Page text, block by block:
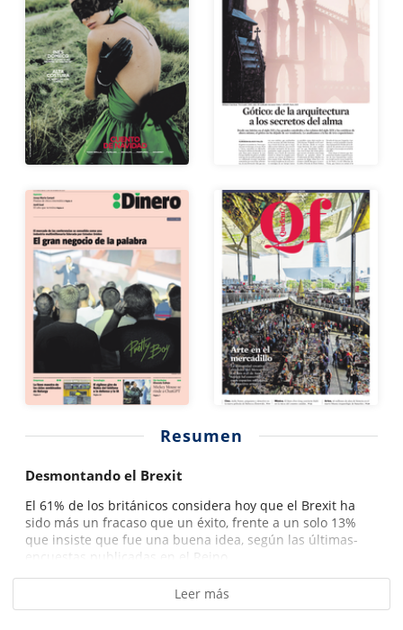
Resumen
Desmontando el Brexit
El 61% de los británicos considera hoy que el Brexit ha
sido más un fracaso que un éxito, frente a un solo 13%
que insiste que fue una buena idea, según las últimas­
encuestas publicadas en el Reino...
Leer más